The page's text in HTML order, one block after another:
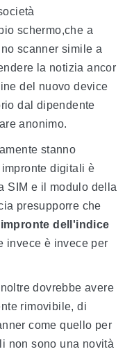
schermo,che a
scanner simile a
la notizia ancor
del nuovo device
dal dipendente
anonimo.
stanno
digitali è
SIM e il modulo della
presupporre che
impronte dell'indice
invece è invece per
dovrebbe avere
rimovibile, di
come quello per
non sono una novità